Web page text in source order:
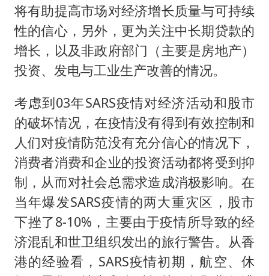
将有助提高市场对经济增长质量与可持续
性的信心，另外，更为关注中长期贷款的
增长，以及非政府部门（主要是房地产）
投资、发电与工业生产改善的情况。
考虑到03年SARS疫情对经济活动和股市
的破坏情况，在疫情没有得到有效控制和
人们对疫情防范没有充分信心的情况下，
消费者消费和企业的投资活动都将受到抑
制，从而对社会总需求造成消极影响。在
当年爆发SARS疫情的两大重灾区，股市
下挫了8-10%，主要由于疫情所导致的经
济混乱和世卫组织发出的旅行警告。从香
港的经验看，SARS疫情初期，航空、休